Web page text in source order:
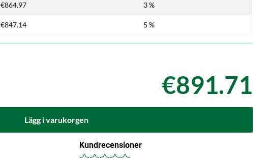
€864.97 3 %
€847.14 5 %
€891.71
Lägg i varukorgen
Kundrecensioner